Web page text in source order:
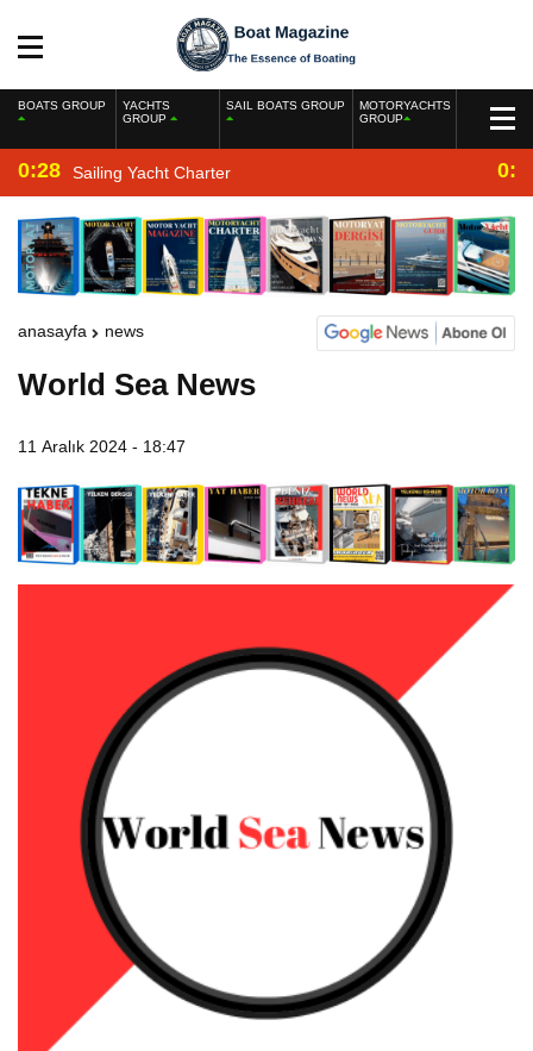
BOATS GROUP
YACHTS
GROUP
SAIL BOATS GROUP
MOTORYACHTS
GROUP
0:28 Sailing Yacht Charter
anasayfa news
World Sea News
11 Aralık 2024 - 18:47